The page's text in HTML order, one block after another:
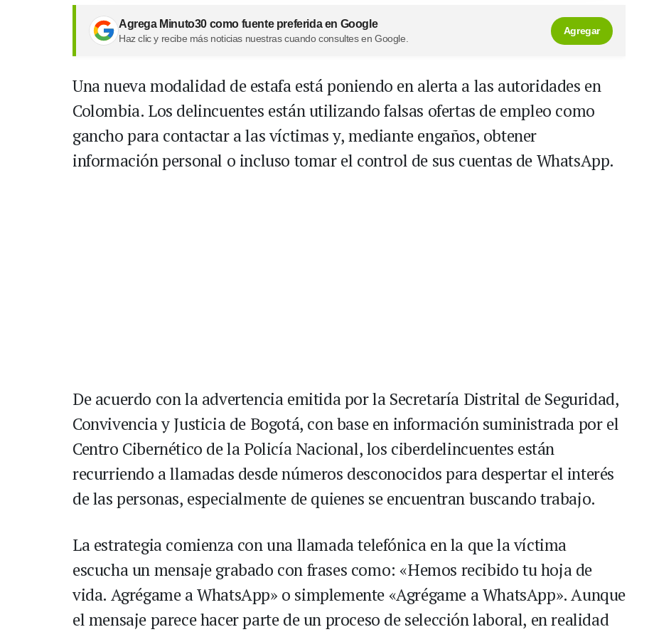
Agrega Minuto30 como fuente preferida en Google
Haz clic y recibe más noticias nuestras cuando consultes en Google.
Agregar
Una nueva modalidad de estafa está poniendo en alerta a las autoridades en
Colombia. Los delincuentes están utilizando falsas ofertas de empleo como
gancho para contactar a las víctimas y, mediante engaños, obtener
información personal o incluso tomar el control de sus cuentas de WhatsApp.
De acuerdo con la advertencia emitida por la Secretaría Distrital de Seguridad,
Convivencia y Justicia de Bogotá, con base en información suministrada por el
Centro Cibernético de la Policía Nacional, los ciberdelincuentes están
recurriendo a llamadas desde números desconocidos para despertar el interés
de las personas, especialmente de quienes se encuentran buscando trabajo.
La estrategia comienza con una llamada telefónica en la que la víctima
escucha un mensaje grabado con frases como: «Hemos recibido tu hoja de
vida. Agrégame a WhatsApp» o simplemente «Agrégame a WhatsApp». Aunque
el mensaje parece hacer parte de un proceso de selección laboral, en realidad